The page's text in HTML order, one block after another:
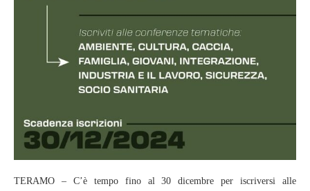
TERAMO – C’è tempo fino al 30 dicembre per iscriversi alle